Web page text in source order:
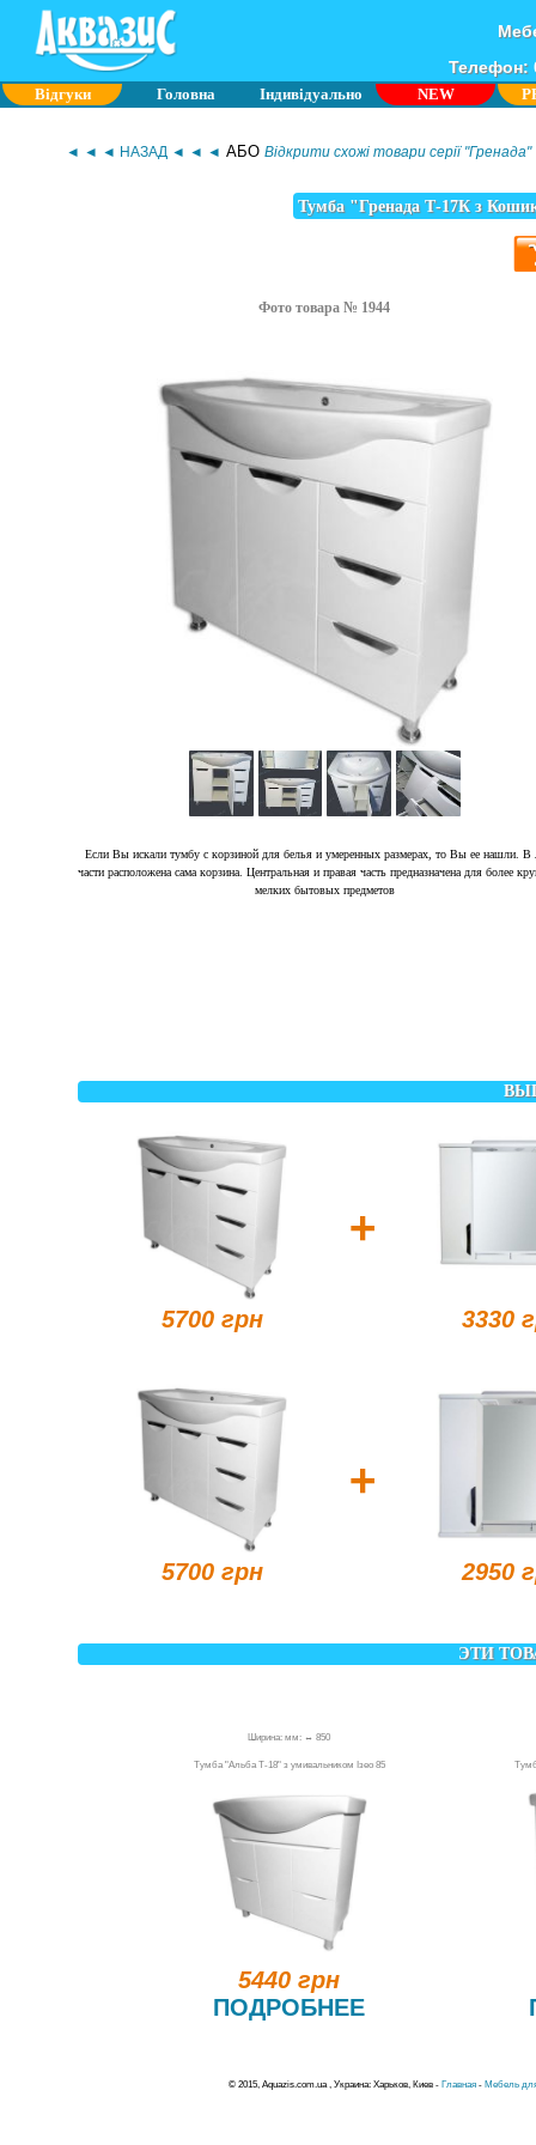
Телефон:
Відгуки Головна Індивідуально NEW
◄ ◄ ◄ НАЗАД ◄ ◄ ◄ АБО Відкрити схожі товари серії "Гренада"
Тумба "Гренада Т-17К з
Фото товара № 1944
Если Вы искали тумбу с корзиной для белья и умеренных размерах, то Вы ее нашли. В
части расположена сама корзина. Центральная и правая часть предназначена для более
мелких бытовых предметов
5700 грн
+
3330
5700 грн
+
2950
ЭТИ
Ширина: мм: ↔ 850
Тумба "Альба Т-18" з умивальником Ізео 85
5440 грн
ПОДРОБНЕЕ
© 2015, Aquazis.com.ua , Украина: Харьков, Киев - Главная - Мебель